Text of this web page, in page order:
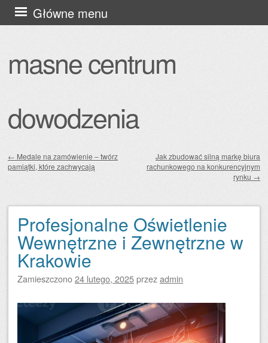
masne centrum
dowodzenia
Główne menu
Przejdź
do
Zobacz wpisy
← Medale na zamówienie – twórz
pamiątki, które zachwycają
Jak zbudować silną markę biura
rachunkowego na konkurencyjnym
rynku →
Profesjonalne Oświetlenie
Wewnętrzne i Zewnętrzne w
Krakowie
Zamieszczono24 lutego, 2025przezadmin